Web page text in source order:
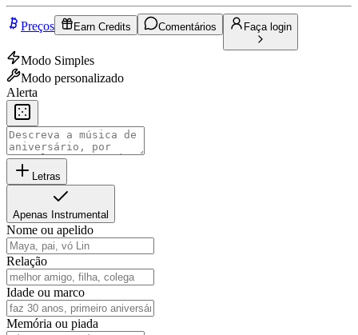
Preços Earn Credits Comentários Faça login
Modo Simples
Modo personalizado
Alerta
Letras
Apenas Instrumental
Nome ou apelido
Relação
Idade ou marco
Memória ou piada